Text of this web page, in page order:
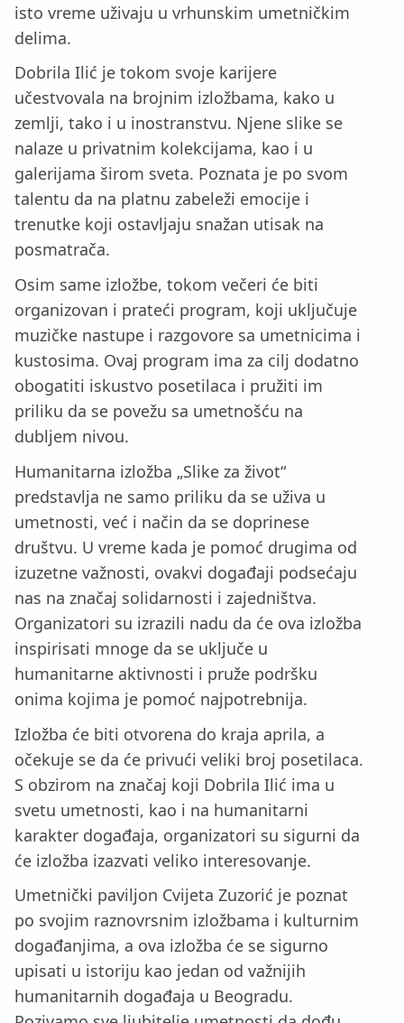
isto vreme uživaju u vrhunskim umetničkim
delima.
Dobrilа Ilić je tokom svoje karijere
učestvovala na brojnim izložbama, kako u
zemlji, tako i u inostranstvu. Njene slike se
nalaze u privatnim kolekcijama, kao i u
galerijama širom sveta. Poznata je po svom
talentu da na platnu zabeleži emocije i
trenutke koji ostavljaju snažan utisak na
posmatrača.
Osim same izložbe, tokom večeri će biti
organizovan i prateći program, koji uključuje
muzičke nastupe i razgovore sa umetnicima i
kustosima. Ovaj program ima za cilj dodatno
obogatiti iskustvo posetilaca i pružiti im
priliku da se povežu sa umetnošću na
dubljem nivou.
Humanitarna izložba „Slike za život“
predstavlja ne samo priliku da se uživa u
umetnosti, već i način da se doprinese
društvu. U vreme kada je pomoć drugima od
izuzetne važnosti, ovakvi događaji podsećaju
nas na značaj solidarnosti i zajedništva.
Organizatori su izrazili nadu da će ova izložba
inspirisati mnoge da se uključe u
humanitarne aktivnosti i pruže podršku
onima kojima je pomoć najpotrebnija.
Izložba će biti otvorena do kraja aprila, a
očekuje se da će privući veliki broj posetilaca.
S obzirom na značaj koji Dobrilа Ilić ima u
svetu umetnosti, kao i na humanitarni
karakter događaja, organizatori su sigurni da
će izložba izazvati veliko interesovanje.
Umetnički paviljon Cvijeta Zuzorić je poznat
po svojim raznovrsnim izložbama i kulturnim
događanjima, a ova izložba će se sigurno
upisati u istoriju kao jedan od važnijih
humanitarnih događaja u Beogradu.